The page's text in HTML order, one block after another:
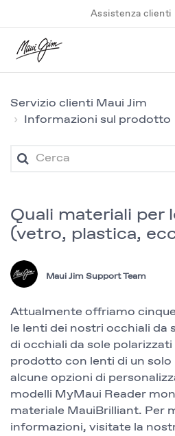
Assistenza clienti
Servizio clienti Maui Jim
Informazioni sul prodotto
Quali materiali per
(vetro, plastica,
Maui Jim Support Team
Attualmente offriamo
le lenti dei nostri occhiali da
di occhiali da sole
prodotto con lenti di un solo
alcune opzioni di
modelli MyMaui Reader
materiale MauiBrilliant. Per
informazioni, visitate la